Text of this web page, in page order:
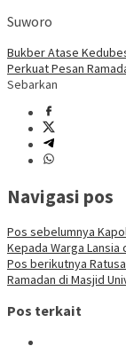
Suworo
Bukber Atase
Perkuat Pesan
Sebarkan
Navigasi pos
Pos sebelumnya
Kepada Warga Lansia
Pos berikutnya
Ramadan di Masjid
Pos terkait